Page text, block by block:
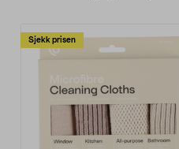
Sjekk prisen